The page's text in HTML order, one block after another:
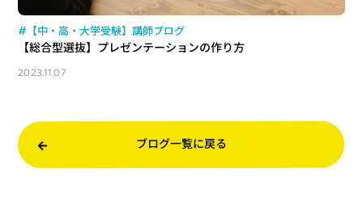
#【中・高・大学受験】講師ブログ
【総合型選抜】プレゼンテーションの作り方
2023.11.07
ブログ一覧に戻る